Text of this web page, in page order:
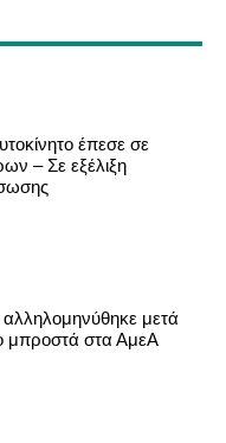
έπεσε σε
– Σε εξέλιξη
αλληλομηνύθηκε μετά
μπροστά στα ΑμεΑ